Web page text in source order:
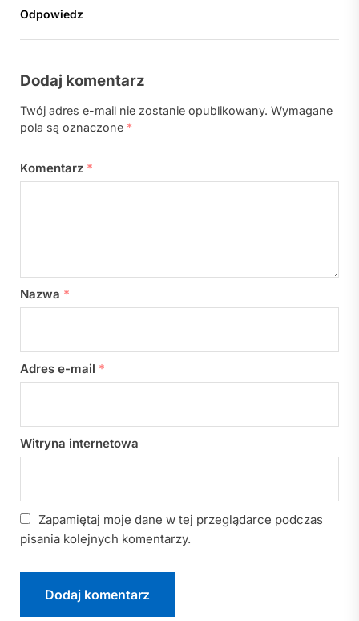
Odpowiedz
Dodaj komentarz
Twój adres e-mail nie zostanie opublikowany. Wymagane
pola są oznaczone *
Komentarz *
Nazwa *
Adres e-mail *
Witryna internetowa
Zapamiętaj moje dane w tej przeglądarce podczas
pisania kolejnych komentarzy.